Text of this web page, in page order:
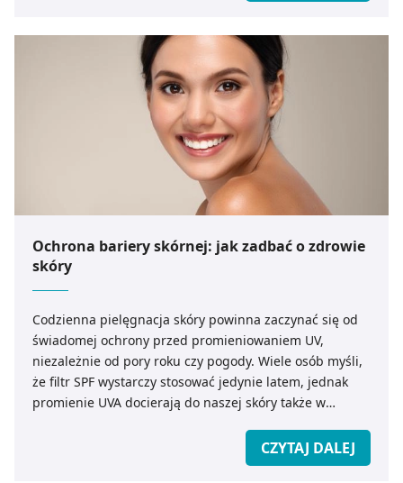
Zrozumienie składu kosmetyku pozwala świadomie
wybierać produkty dopasowane do swoich potrzeb,
zamiast kierować się obietnicą z reklamy. Dla osób ze
skórą wrażliwą, nadreaktywną lub po terapii
onkologicznej ta umiejętność ma szczególne znaczenie
— niewłaściwy składnik może pogłębić suchość,
podrażnienie lub uczucie napięcia. Analizując INCI,
można jednak szybko odróżnić formuły łagodne, oparte
surfaktantach, od tych, które mogą zaburzać barierę
hydrolipidową.
Ochrona bariery skórnej: jak zadbać o zdrowie
skóry
Codzienna pielęgnacja skóry powinna zaczynać się od
świadomej ochrony przed promieniowaniem UV,
niezależnie od pory roku czy pogody. Wiele osób myśli,
że filtr SPF wystarczy stosować jedynie latem, jednak
promienie UVA docierają do naszej skóry także w
pomieszczeniach, jeśli znajdujemy się blisko okien.
Długotrwała ekspozycja na światło słoneczne nie tylko
CZYTAJ DALEJ